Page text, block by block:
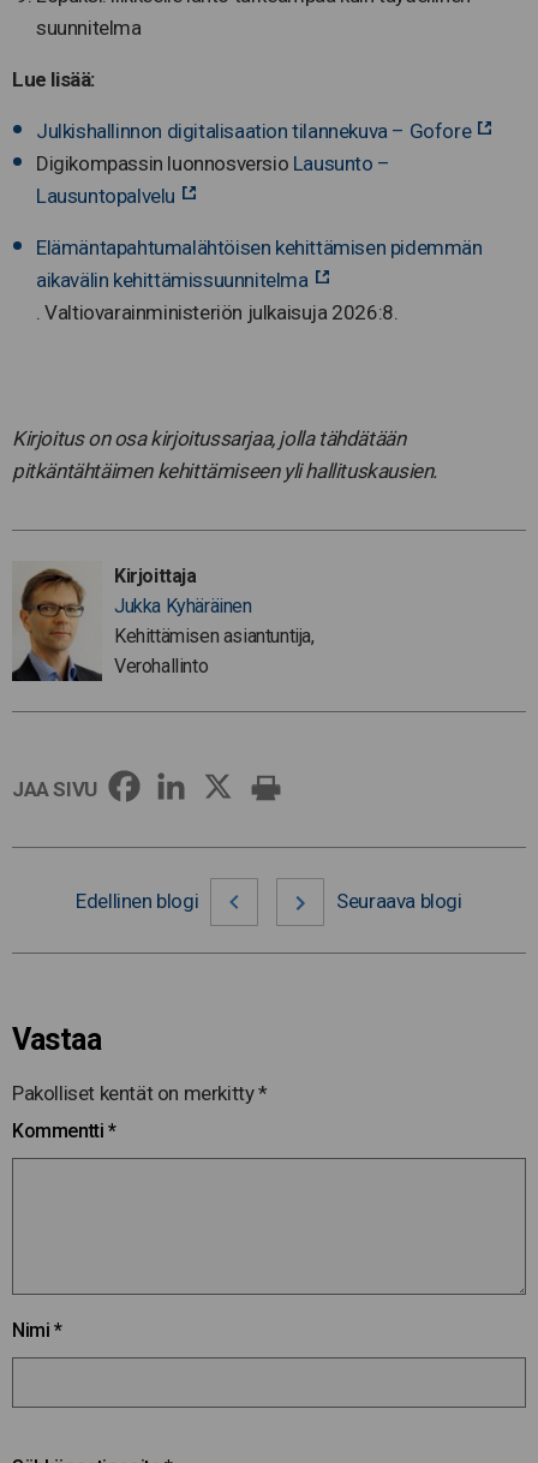
suunnitelma
Lue lisää:
Julkishallinnon digitalisaation tilannekuva – Gofore
Digikompassin luonnosversio Lausunto –
Lausuntopalvelu
Elämäntapahtumalähtöisen kehittämisen pidemmän
aikavälin kehittämissuunnitelma
. Valtiovarainministeriön julkaisuja 2026:8.
Kirjoitus on osa kirjoitussarjaa, jolla tähdätään
pitkäntähtäimen kehittämiseen yli hallituskausien.
Kirjoittaja
Jukka Kyhäräinen
Kehittämisen asiantuntija,
Verohallinto
JAA SIVU
Edellinen blogi Seuraava blogi
Vastaa
Pakolliset kentät on merkitty*
Kommentti *
Nimi *